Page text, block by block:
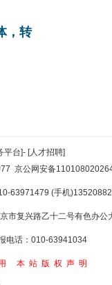
，转
平台]- [人才招聘]
京公网安备
63971479 (手机
市复兴路乙十二号有色办公
电话：010-63941034
本站版权声明